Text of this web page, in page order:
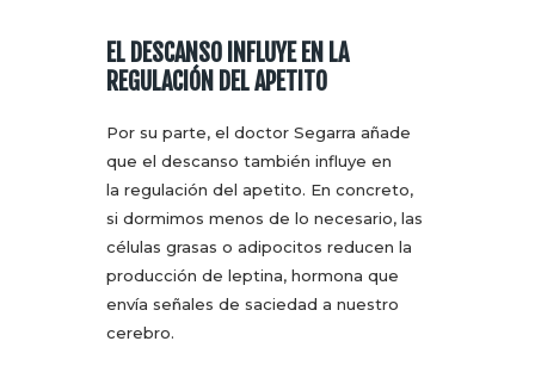
EL DESCANSO INFLUYE EN LA
REGULACIÓN DEL APETITO
Por su parte, el doctor Segarra añade
que el descanso también influye en
la regulación del apetito. En concreto,
si dormimos menos de lo necesario, las
células grasas o adipocitos reducen la
producción de leptina, hormona que
envía señales de saciedad a nuestro
cerebro.